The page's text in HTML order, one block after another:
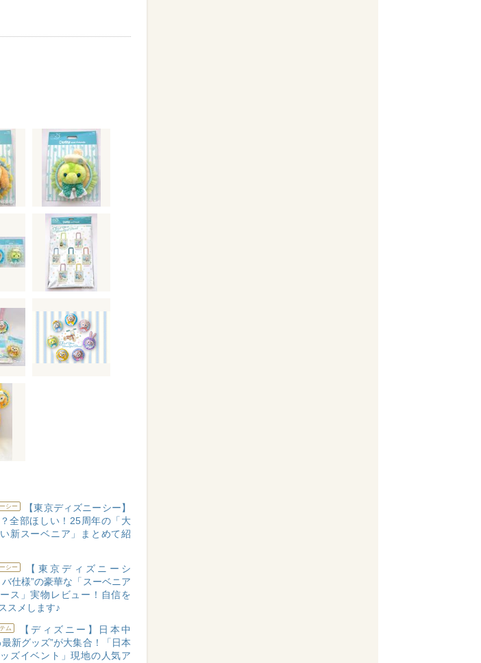
シー
【東京ディズニーシー】
全部ほしい！25周年の「大
新スーベニア」まとめて紹
シー
【東京ディズニーシ
バ仕様”の豪華な「スーベニア
ス」実物レビュー！自信を
スメします♪
ム
【ディズニー】日本中
新グッズ”が大集合！「日本
ズイベント」現地の人気ア